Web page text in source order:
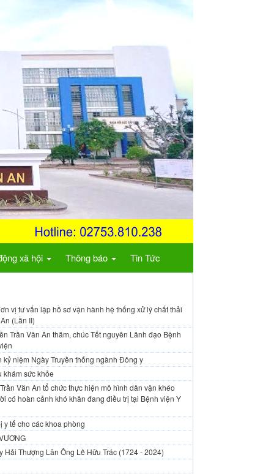
xã hội Thông báo Tin Tức
vị tư vấn lập hồ sơ vận hành hệ thống xử lý chất thải
(Lần II)
Trần Văn An thăm, chúc Tết nguyên Lãnh đạo Bệnh
kỷ niệm Ngày Truyền thống ngành Đông y
khám sức khỏe
Văn An tổ chức thực hiện mô hình dân vận khéo
có hoàn cảnh khó khăn đang điều trị tại Bệnh viện Y
y tế cho các khoa phòng
Hải Thượng Lãn Ông Lê Hữu Trác (1724 - 2024)